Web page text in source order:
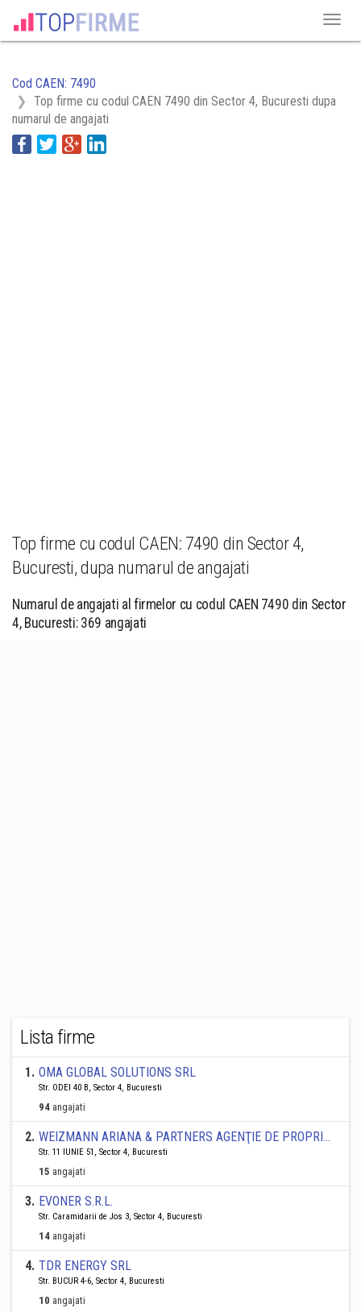
Cod CAEN: 7490
Top firme cu codul CAEN 7490 din Sector 4, Bucuresti dupa
numarul de angajati
Top firme cu codul CAEN: 7490 din Sector 4,
Bucuresti, dupa numarul de angajati
Numarul de angajati al firmelor cu codul CAEN 7490 din Sector
4, Bucuresti: 369 angajati
Lista firme
1. OMA GLOBAL SOLUTIONS SRL
Str. ODEI 40 B, Sector 4, Bucuresti
94 angajati
2. WEIZMANN ARIANA & PARTNERS AGENŢIE DE PROPRIETATE INTELECTUALĂ S.R.L.
Str. 11 IUNIE 51, Sector 4, Bucuresti
15 angajati
3. EVONER S.R.L.
Str. Caramidarii de Jos 3, Sector 4, Bucuresti
14 angajati
4. TDR ENERGY SRL
Str. BUCUR 4-6, Sector 4, Bucuresti
10 angajati